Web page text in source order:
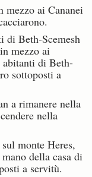
ai Cananei
di Beth-Scemesh
mezzo ai
abitanti di Beth-
sottoposti a
a rimanere nella
nella
monte Heres,
della casa di
a servitù.